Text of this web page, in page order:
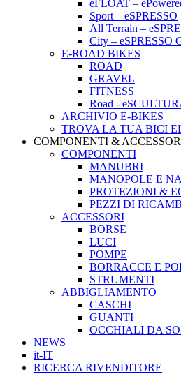
eFLOAT –
Sport – eSPRESSO
All Terrain –
City – eSPRESSO
E-ROAD BIKES
ROAD
GRAVEL
FITNESS
Road -
ARCHIVIO E-BIKES
TROVA LA TUA BICI
COMPONENTI &
COMPONENTI
MANUBRI
MANOPOLE E
PROTEZIONI &
PEZZI DI
ACCESSORI
BORSE
LUCI
POMPE
BORRACCE E
STRUMENTI
ABBIGLIAMENTO
CASCHI
GUANTI
OCCHIALI DA
NEWS
it-IT
RICERCA RIVENDITORE